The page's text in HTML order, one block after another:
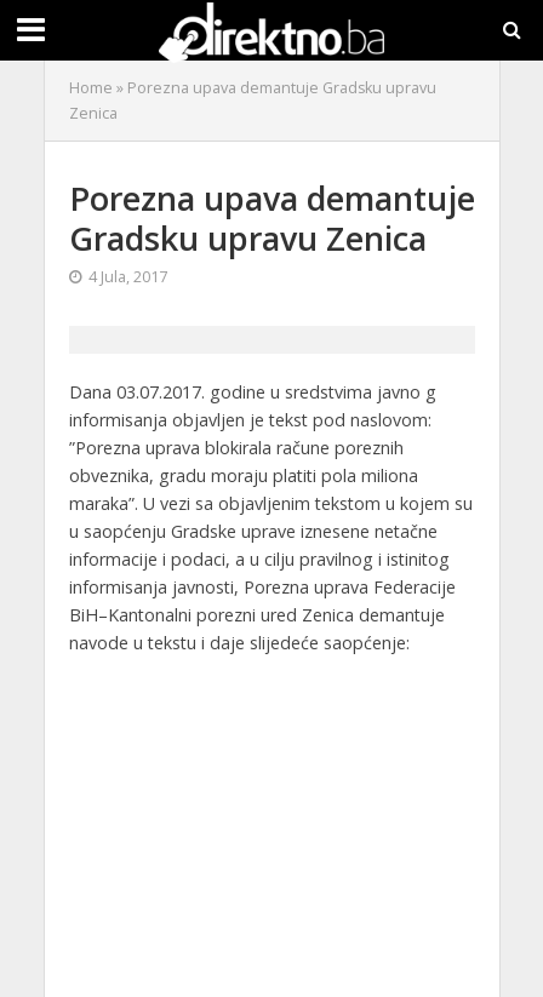
Home » Porezna upava demantuje Gradsku upravu
Zenica
Porezna upava demantuje
Gradsku upravu Zenica
4 Jula, 2017
Dana 03.07.2017. godine u sredstvima javno g
informisanja objavljen je tekst pod naslovom:
”Porezna uprava blokirala račune poreznih
obveznika, gradu moraju platiti pola miliona
maraka”. U vezi sa objavljenim tekstom u kojem su
u saopćenju Gradske uprave iznesene netačne
informacije i podaci, a u cilju pravilnog i istinitog
informisanja javnosti, Porezna uprava Federacije
BiH–Kantonalni porezni ured Zenica demantuje
navode u tekstu i daje slijedeće saopćenje: